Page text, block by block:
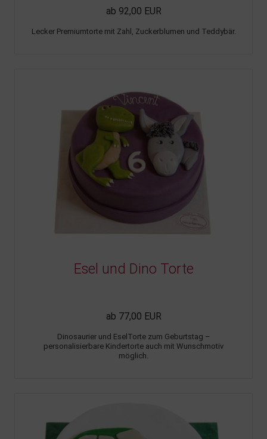
ab 92,00 EUR
Lecker Premiumtorte mit Zahl, Zuckerblumen und Teddybär.
Esel und Dino Torte
ab 77,00 EUR
Dinosaurier und EselTorte zum Geburtstag –
personalisierbare Kindertorte auch mit Wunschmotiv
möglich.